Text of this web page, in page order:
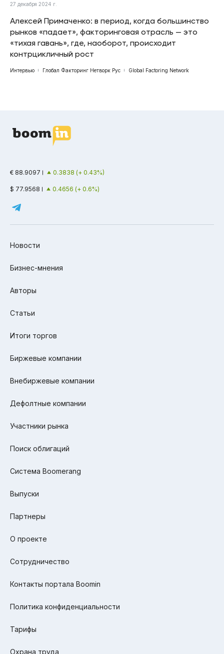
27 декабря 2024 г.
Алексей Примаченко: в период, когда большинство
рынков «падает», факторинговая отрасль — это
«тихая гавань», где, наоборот, происходит
контрцикличный рост
Интервью Глобал Факторинг Нетворк Рус Global Factoring Network
€ 88.9097 0.3838 (+ 0.43%)
$ 77.9568 0.4656 (+ 0.6%)
Новости
Бизнес-мнения
Авторы
Статьи
Итоги торгов
Биржевые компании
Внебиржевые компании
Дефолтные компании
Участники рынка
Поиск облигаций
Система Boomerang
Выпуски
Партнеры
О проекте
Сотрудничество
Контакты портала Boomin
Политика конфиденциальности
Тарифы
Охрана труда